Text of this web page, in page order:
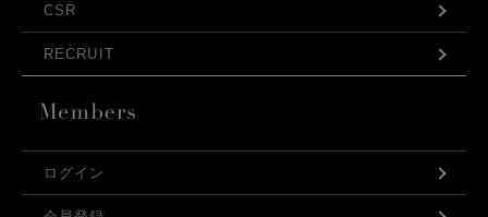
CSR
RECRUIT
ログイン